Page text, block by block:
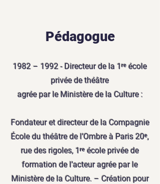
Pédagogue
1982 – 1992 - Directeur de la 1ʳᵉ école
privée de théâtre
agrée par le Ministère de la Culture :
Fondateur et directeur de la Compagnie
École du théâtre de l’Ombre à Paris 20ᵉ,
rue des rigoles, 1ʳᵉ école privée de
formation de l’acteur agrée par le
Ministère de la Culture. – Création pour